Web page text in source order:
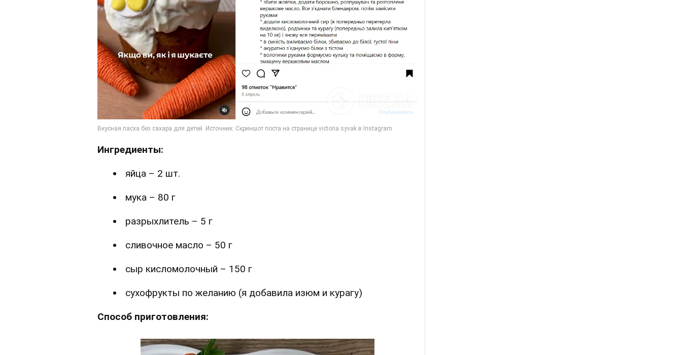
Ингредиенты:
яйца – 2 шт.
мука – 80 г
разрыхлитель – 5 г
сливочное масло – 50 г
сыр кисломолочный – 150 г
сухофрукты по желанию (я добавила изюм и курагу)
Способ приготовления: